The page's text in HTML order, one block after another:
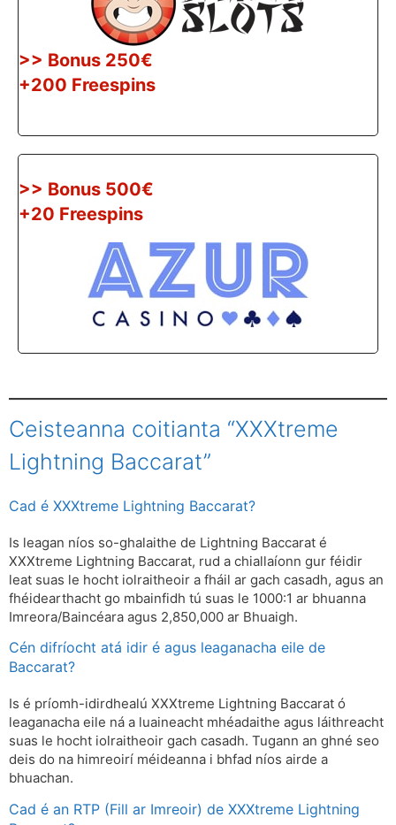
>> Bonus 250€
+200 Freespins
>> Bonus 500€
+20 Freespins
Ceisteanna coitianta “XXXtreme
Lightning Baccarat”
Cad é XXXtreme Lightning Baccarat?
Is leagan níos so-ghalaithe de Lightning Baccarat é
XXXtreme Lightning Baccarat, rud a chiallaíonn gur féidir
leat suas le hocht iolraitheoir a fháil ar gach casadh, agus an
fhéidearthacht go mbainfidh tú suas le 1000:1 ar bhuanna
Imreora/Baincéara agus 2,850,000 ar Bhuaigh.
Cén difríocht atá idir é agus leaganacha eile de
Baccarat?
Is é príomh-idirdhealú XXXtreme Lightning Baccarat ó
leaganacha eile ná a luaineacht mhéadaithe agus láithreacht
suas le hocht iolraitheoir gach casadh. Tugann an ghné seo
deis do na himreoirí méideanna i bhfad níos airde a
bhuachan.
Cad é an RTP (Fill ar Imreoir) de XXXtreme Lightning